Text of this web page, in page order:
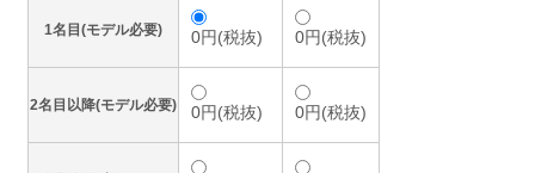
1名目(モデル必要) 0円(税抜) 0円(税抜)
2名目以降(モデル必要) 0円(税抜) 0円(税抜)